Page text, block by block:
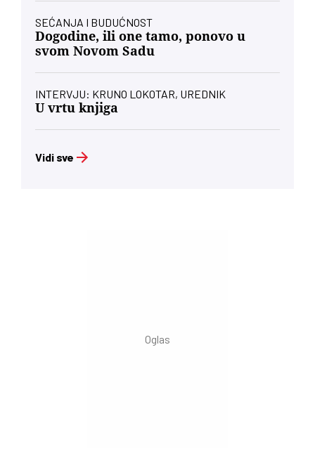
SEĆANJA I BUDUĆNOST
Dogodine, ili one tamo, ponovo u
svom Novom Sadu
INTERVJU: KRUNO LOKOTAR, UREDNIK
U vrtu knjiga
Vidi sve